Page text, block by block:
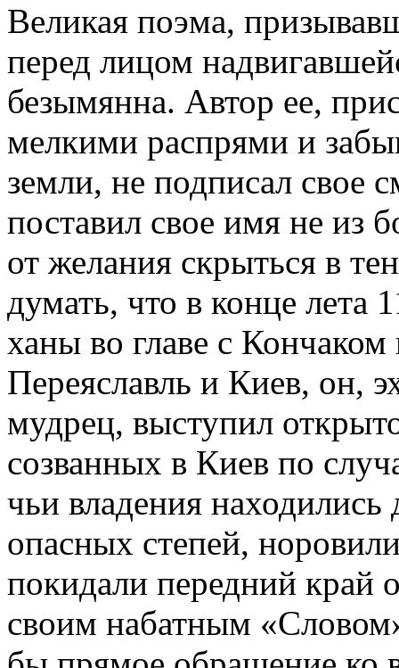
Великая поэма,
перед лицом
безымянна. Автор ее,
мелкими распрями и
земли, не подписал свое
поставил свое имя не из
от желания скрыться в
думать, что в конце лета
ханы во главе с Кончаком
Переяславль и Киев, он,
мудрец, выступил
созванных в Киев по
чьи владения находились
опасных степей,
покидали передний край
своим набатным